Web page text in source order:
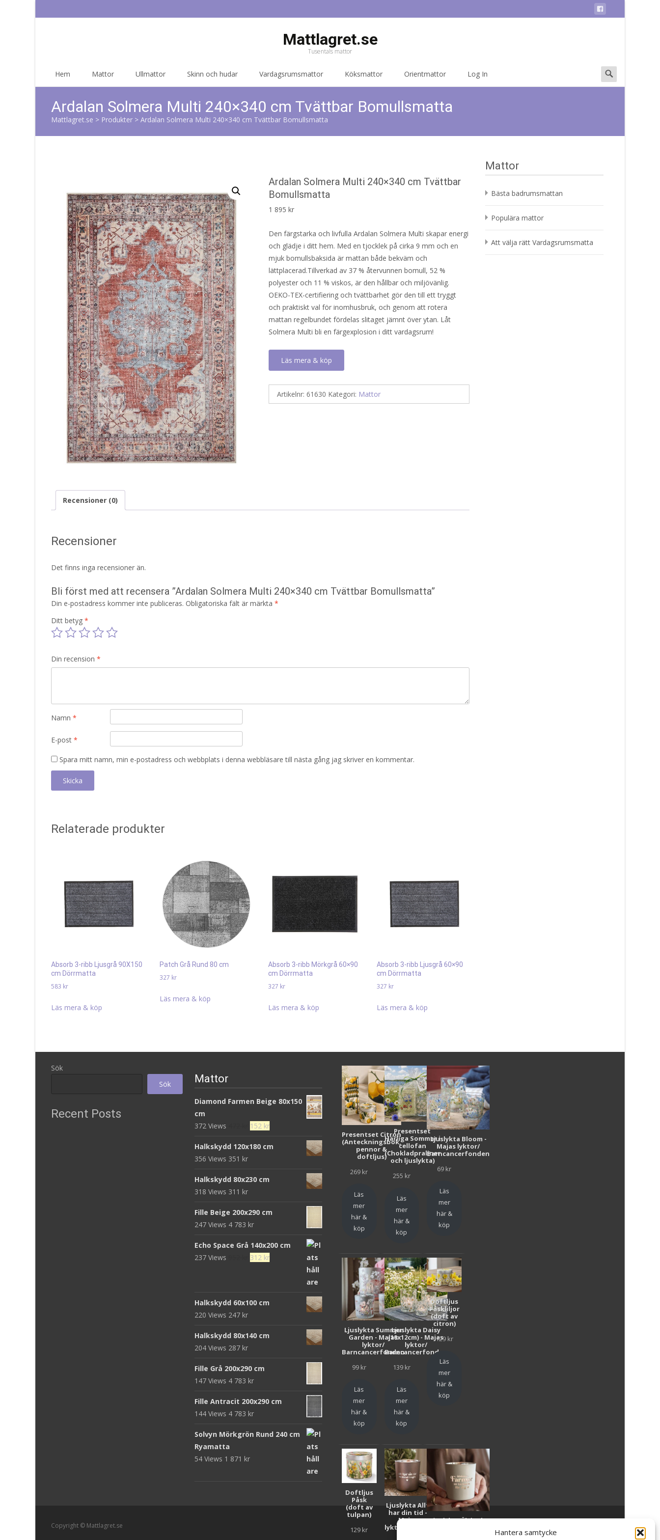
Hantera samtycke
Mattlagret.se
Tusentals mattor
Hem Mattor Ullmattor Skinn och hudar Vardagsrumsmattor Köksmattor Orientmattor Log In
Search
for:
Ardalan Solmera Multi 240×340 cm Tvättbar Bomullsmatta
Mattlagret.se > Produkter > Ardalan Solmera Multi 240×340 cm Tvättbar Bomullsmatta
Ardalan Solmera Multi 240×340 cm Tvättbar
Bomullsmatta
1 895kr
Den färgstarka och livfulla Ardalan Solmera Multi skapar energi
och glädje i ditt hem. Med en tjocklek på cirka 9 mm och en
mjuk bomullsbaksida är mattan både bekväm och
lättplacerad.Tillverkad av 37 % återvunnen bomull, 52 %
polyester och 11 % viskos, är den hållbar och miljövänlig.
OEKO-TEX-certifiering och tvättbarhet gör den till ett tryggt
och praktiskt val för inomhusbruk, och genom att rotera
mattan regelbundet fördelas slitaget jämnt över ytan. Låt
Solmera Multi bli en färgexplosion i ditt vardagsrum!
Läs mera & köp
Artikelnr:61630 Kategori: Mattor
Recensioner (0)
Recensioner
Det finns inga recensioner än.
Bli först med att recensera ”Ardalan Solmera Multi 240×340 cm Tvättbar Bomullsmatta”
Din e-postadress kommer inte publiceras. Obligatoriska fält är märkta *
Ditt betyg *
Din recension *
Namn *
E-post *
Spara mitt namn, min e-postadress och webbplats i denna webbläsare till nästa gång jag skriver en kommentar.
Relaterade produkter
Absorb 3-ribb Ljusgrå 90X150
cm Dörrmatta
583 kr
Läs mera & köp
Patch Grå Rund 80 cm
327 kr
Läs mera & köp
Absorb 3-ribb Mörkgrå 60×90
cm Dörrmatta
327 kr
Läs mera & köp
Absorb 3-ribb Ljusgrå 60×90
cm Dörrmatta
327 kr
Läs mera & köp
Mattor
Bästa badrumsmattan
Populära mattor
Att välja rätt Vardagsrumsmatta
Sök
Sök
Recent Posts
Mattor
Diamond Farmen Beige 80x150
cm
372 Views
Det
priset
152 krDet
priset
Halkskydd 120x180 cm
356 Views 351 kr
Halkskydd 80x230 cm
318 Views 311 kr
Fille Beige 200x290 cm
247 Views 4 783 kr
Echo Space Grå 140x200 cm
237 Views
Det
952 kr.
312 krDet
Halkskydd 60x100 cm
220 Views 247 kr
Halkskydd 80x140 cm
204 Views 287 kr
Fille Grå 200x290 cm
147 Views 4 783 kr
Fille Antracit 200x290 cm
144 Views 4 783 kr
Solvyn Mörkgrön Rund 240 cm
Ryamatta
54 Views 1 871 kr
Presentset Citron
(Anteckningsbok,
pennor &
doftljus)
269 kr
Läs
mer
här &
köp
Presentset
Härliga Sommar i
cellofan
(Chokladpraliner
och ljuslykta)
255 kr
Läs
mer
här &
köp
Ljuslykta Bloom -
Majas lyktor/
Barncancerfonden
69 kr
Läs
mer
här &
köp
Ljuslykta Summer
Garden - Majas
lyktor/
Barncancerfonden
99 kr
Läs
mer
här &
köp
Ljuslykta Daisy
(10x12cm) - Majas
lyktor/
Barncancerfonden
139 kr
Läs
mer
här &
köp
Doftljus
Påskliljor
(doft av
citron)
129 kr
Läs
mer
här &
köp
Doftljus
Påsk
(doft av
tulpan)
129 kr
Ljuslykta Allt
har din tid -
Majas
lyktor/Suicide
Ljuslykta Älskade
Copyright © Mattlagret.se